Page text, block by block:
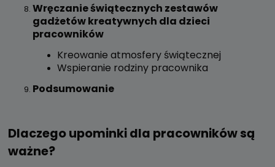
Wręczanie świątecznych zestawów
gadżetów kreatywnych dla dzieci
pracowników
Kreowanie atmosfery świątecznej
Wspieranie rodziny pracownika
Podsumowanie
Dlaczego upominki dla pracowników są
ważne?